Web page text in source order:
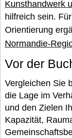
Kunsthandwerk
hilfreich sein.
Orientierung
Normandie-
Vor der
Vergleichen Sie
die Lage im
und den Zielen
Kapazität,